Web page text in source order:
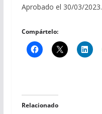
Aprobado el 30/03/2023.
Compártelo:
Relacionado